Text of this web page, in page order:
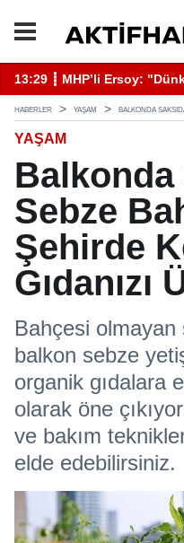
13:29 ┋ MHP’li Ersoy:
HABERLER YAŞAM BALKONDA
YAŞAM
Balkonda
Sebze
Şehirde
Gıdanızı
Bahçesi
balkon sebze
organik gıdalara
olarak öne
ve bakım
elde edebilirsiniz.